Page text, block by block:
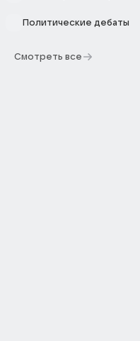
Политические дебаты
Смотреть все